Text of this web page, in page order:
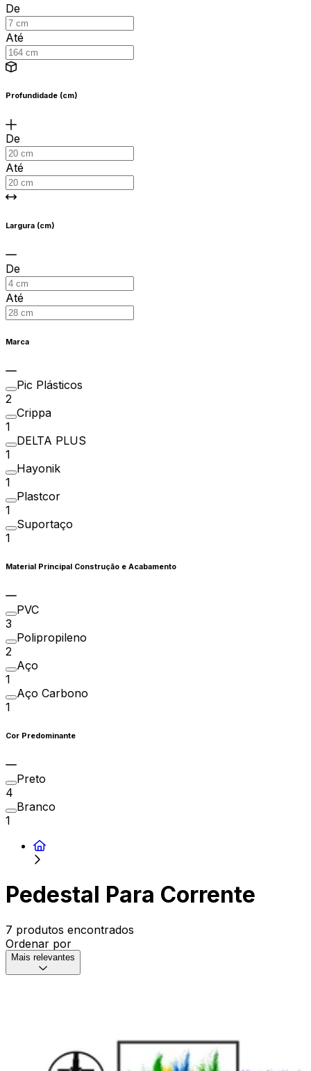
De
Até
Profundidade (cm)
De
Até
Largura (cm)
De
Até
Marca
Pic Plásticos
2
Crippa
1
DELTA PLUS
1
Hayonik
1
Plastcor
1
Suportaço
1
Material Principal Construção e Acabamento
PVC
3
Polipropileno
2
Aço
1
Aço Carbono
1
Cor Predominante
Preto
4
Branco
1
Pedestal Para Corrente
7 produtos encontrados
Ordenar por
Mais relevantes